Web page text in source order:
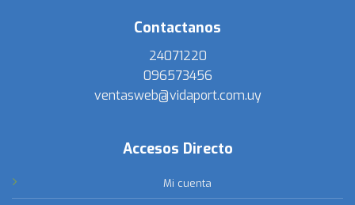
Contactanos
24071220
096573456
ventasweb@vidaport.com.uy
Accesos Directo
Mi cuenta